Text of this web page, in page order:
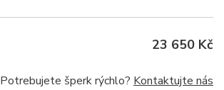
23 650 Kč
Potrebujete šperk rýchlo? Kontaktujte nás